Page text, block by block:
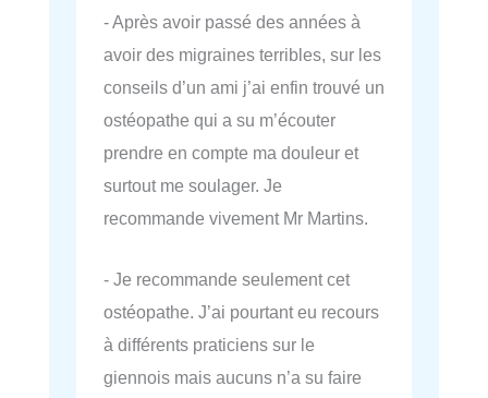
- Après avoir passé des années à
avoir des migraines terribles, sur les
conseils d’un ami j’ai enfin trouvé un
ostéopathe qui a su m’écouter
prendre en compte ma douleur et
surtout me soulager. Je
recommande vivement Mr Martins.
- Je recommande seulement cet
ostéopathe. J’ai pourtant eu recours
à différents praticiens sur le
giennois mais aucuns n’a su faire